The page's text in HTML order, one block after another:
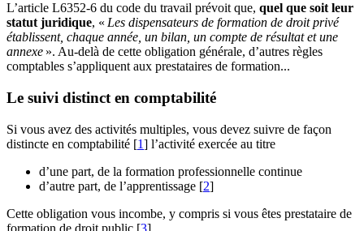
L’article L6352-6 du code du travail prévoit que, quel que soit leur
statut juridique, « Les dispensateurs de formation de droit privé
établissent, chaque année, un bilan, un compte de résultat et une
annexe ». Au-delà de cette obligation générale, d’autres règles
comptables s’appliquent aux prestataires de formation...
Le suivi distinct en comptabilité
Si vous avez des activités multiples, vous devez suivre de façon
distincte en comptabilité [1] l’activité exercée au titre
d’une part, de la formation professionnelle continue
d’autre part, de l’apprentissage [2]
Cette obligation vous incombe, y compris si vous êtes prestataire de
formation de droit public [3]